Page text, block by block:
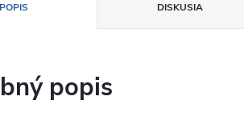
POPIS DISKUSIA
popis